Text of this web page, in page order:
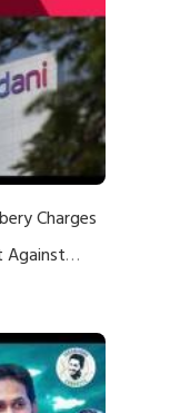
Charges
Against